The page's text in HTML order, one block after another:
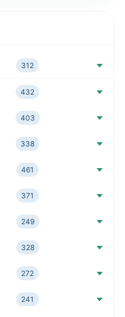
312
432
403
338
461
371
249
328
272
241